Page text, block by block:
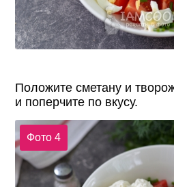
Положите сметану и
и поперчите по вкусу.
Фото 4